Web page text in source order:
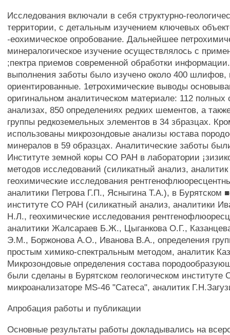
Исследования включали в себя структурно-
территории, с детальным изучением ключевых
-еохимическое опробование. Дальнейшее
минералогическое изучение осуществлялось с
;пектра приемов современной обработки
выполнения заботы было изучено около 400 шлифов,
ориентированные. 1етрохимические выводы
оригинальном аналитическом материале: 112 полных
анализах, 850 определениях редких шементов, а
группы редкоземельных элементов в 34 збразцах.
использованы микрозондовые анализы юстава
минералов в 59 образцах. Аналитические заботы
Институте земной коры СО РАН в лаборатории
методов исследований (силикатный анализ,
геохимические исследования
аналитики Петрова Г.П., Ясныгина Т.А.), в Бурятском
институте СО РАН (силикатный анализ, аналитики
Н.Л., геохимические исследования
аналитики Жалсараев Б.Ж., Цыганкова О.Г.,
Э.М., Боржонова А.О., Иванова В.А., определения
простым химико-спектральным методом, аналитик
Микрозондовые определения состава
были сделаны в Бурятском геологическом
микроанализаторе MS-46 "Сатеса", аналитик
Апробация работы и публикации
Основные результаты работы докладывались на